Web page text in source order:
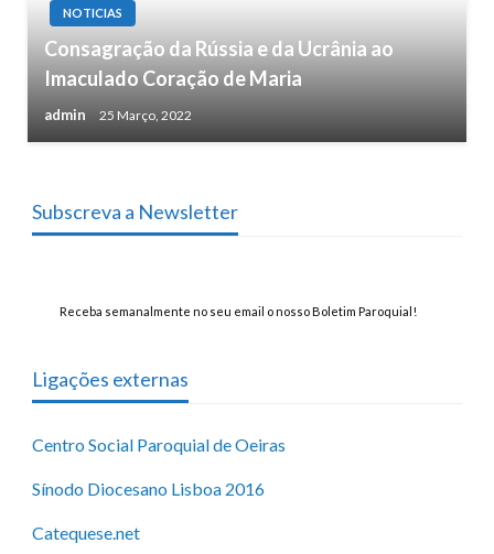
NOTICIAS
Consagração da Rússia e da Ucrânia ao
Imaculado Coração de Maria
admin 25 Março, 2022
Subscreva a Newsletter
Receba semanalmente no seu email o nosso Boletim Paroquial!
Ligações externas
Centro Social Paroquial de Oeiras
Sínodo Diocesano Lisboa 2016
Catequese.net